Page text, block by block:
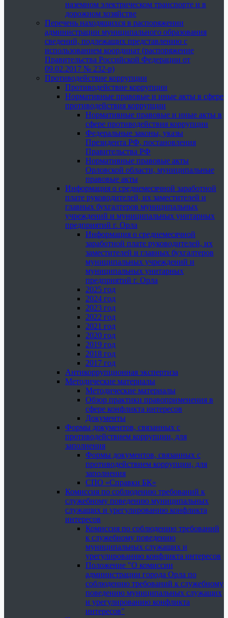
наземном электрическом транспорте и в
дорожном хозяйстве
Перечень находящихся в распоряжении
администрации муниципального образования
сведений, подлежащих представлению с
использованием координат (распоряжение
Правительства Российской Федерации от
09.02.2017 № 232-р)
Противодействие коррупции
Противодействие коррупции
Нормативные правовые и иные акты в сфере
противодействия коррупции
Нормативные правовые и иные акты в
сфере противодействия коррупции
Федеральные законы, указы
Президента РФ, постановления
Правительства РФ
Нормативные правовые акты
Орловской области, муниципальные
правовые акты
Информация о среднемесячной заработной
плате руководителей, их заместителей и
главных бухгалтеров муниципальных
учреждений и муниципальных унитарных
предприятий г. Орла
Информация о среднемесячной
заработной плате руководителей, их
заместителей и главных бухгалтеров
муниципальных учреждений и
муниципальных унитарных
предприятий г. Орла
2025 год
2024 год
2023 год
2022 год
2021 год
2020 год
2019 год
2018 год
2017 год
Антикоррупционная экспертиза
Методические материалы
Методические материалы
Обзор практики правоприменения в
сфере конфликта интересов
Документы
Формы документов, связанных с
противодействием коррупции, для
заполнения
Формы документов, связанных с
противодействием коррупции, для
заполнения
СПО «Справки БК»
Комиссия по соблюдению требований к
служебному поведению муниципальных
служащих и урегулированию конфликта
интересов
Комиссия по соблюдению требований
к служебному поведению
муниципальных служащих и
урегулированию конфликта интересов
Положение "О комиссии
администрации города Орла по
соблюдению требований к служебному
поведению муниципальных служащих
и урегулированию конфликта
интересов"